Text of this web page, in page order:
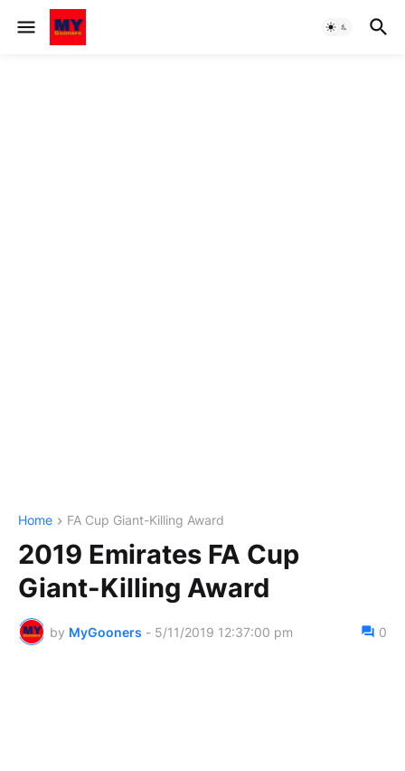
Home FA Cup Giant-Killing Award
2019 Emirates FA Cup
Giant-Killing Award
by MyGooners - 5/11/2019 12:37:00 pm 0